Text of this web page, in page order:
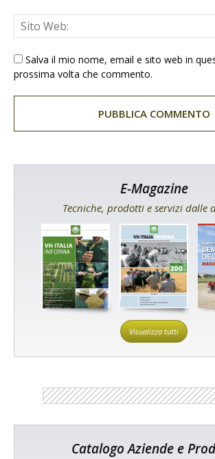
Salva il mio nome, email e sito web in
prossima volta che commento.
E-Magazine
Tecniche, prodotti e servizi dalle
Visualizza tutti
Catalogo Aziende e